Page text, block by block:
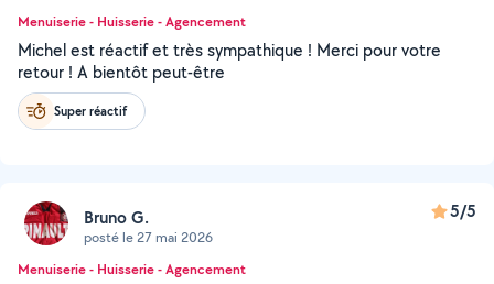
Menuiserie - Huisserie - Agencement
Michel est réactif et très sympathique ! Merci pour votre
retour ! A bientôt peut-être
Super réactif
Bruno G.
posté le 27 mai 2026
5/5
Menuiserie - Huisserie - Agencement